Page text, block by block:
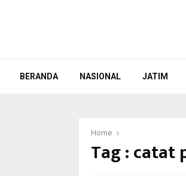
BERANDA NASIONAL JATIM
Home
Tag : catat